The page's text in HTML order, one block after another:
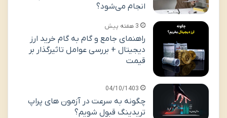
انجام می‌شود؟
3 هفته پیش
راهنمای جامع و گام به گام خرید ارز
دیجیتال + بررسی عوامل تاثیرگذار بر
قیمت
04/10/1403
چگونه به سرعت در آزمون های پراپ
تریدینگ قبول شویم؟